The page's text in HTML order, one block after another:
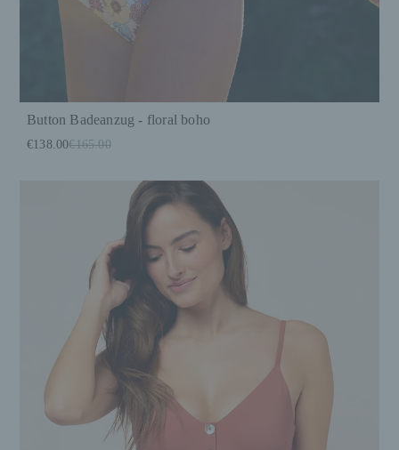
Button Badeanzug - floral boho
€138.00€165.00